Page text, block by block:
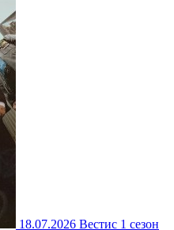
18.07.2026 Вестис 1 сезон